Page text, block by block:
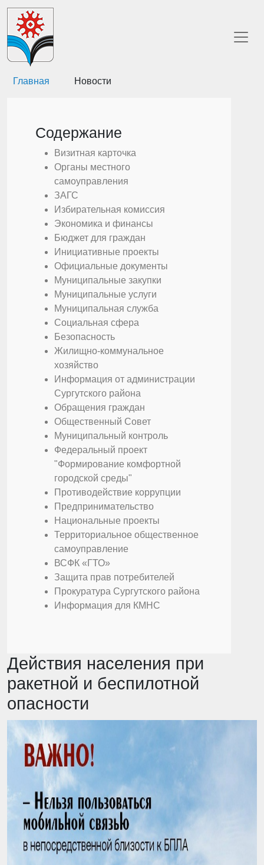
Главная Новости
Действия населения при
ракетной и беспилотной
опасности
Содержание
Визитная карточка
Органы местного
самоуправления
ЗАГС
Избирательная комиссия
Экономика и финансы
Бюджет для граждан
Инициативные проекты
Официальные документы
Муниципальные закупки
Муниципальные услуги
Муниципальная служба
Социальная сфера
Безопасность
Жилищно-коммунальное
хозяйство
Информация от администрации
Сургутского района
Обращения граждан
Общественный Совет
Муниципальный контроль
Федеральный проект
"Формирование комфортной
городской среды"
Противодействие коррупции
Предпринимательство
Национальные проекты
Территориальное общественное
самоуправление
ВСФК «ГТО»
Защита прав потребителей
Прокуратура Сургутского района
Информация для КМНС